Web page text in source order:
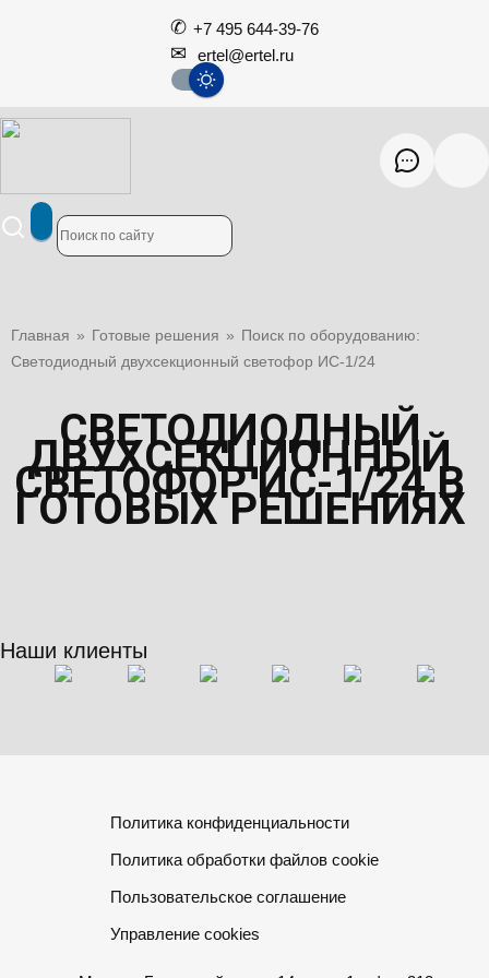
+7 495 644-39-76
ertel@ertel.ru
Главная » Готовые решения » Поиск по оборудованию:
Светодиодный двухсекционный светофор ИС-1/24
СВЕТОДИОДНЫЙ
ДВУХСЕКЦИОННЫЙ
СВЕТОФОР ИС-1/24 В
ГОТОВЫХ РЕШЕНИЯХ
Наши клиенты
Политика конфиденциальности
Политика обработки файлов cookie
Пользовательское соглашение
Управление cookies